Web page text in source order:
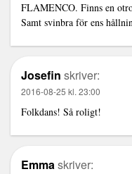
FLAMENCO. Finns en
Samt svinbra för ens
Josefin skriver:
2016-08-25 kl. 23:00
Folkdans! Så roligt!
Emmaskriver: